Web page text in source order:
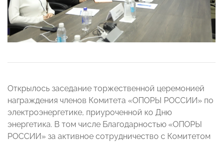
Открылось заседание торжественной церемонией
награждения членов Комитета «ОПОРЫ РОССИИ» по
электроэнергетике, приуроченной ко Дню
энергетика. В том числе Благодарностью «ОПОРЫ
РОССИИ» за активное сотрудничество с Комитетом